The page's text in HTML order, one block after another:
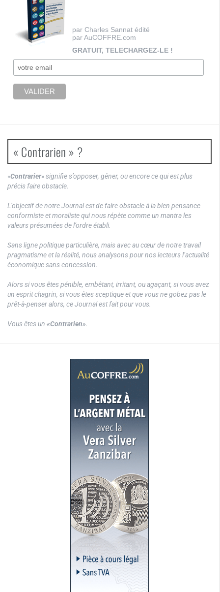
par Charles Sannat édité
par AuCOFFRE.com
GRATUIT, TELECHARGEZ-LE !
« Contrarien » ?
«Contrarier» signifie s’opposer, gêner, ou encore ce qui est plus
précis faire obstacle.
L’objectif de notre Journal est de faire obstacle à la bien pensance
conformiste et moraliste qui nous répète comme un mantra les
valeurs présumées de l’ordre établi.
Sans ligne politique particulière, mais avec au cœur de notre travail
pragmatisme et la réalité, nous analysons pour nos lecteurs l’actualité
économique sans concession.
Alors si vous êtes pénible, embêtant, irritant, ou agaçant, si vous avez
un esprit chagrin, si vous êtes sceptique et que vous ne gobez pas le
prêt-à-penser alors, ce Journal est fait pour vous.
Vous êtes un «Contrarien».